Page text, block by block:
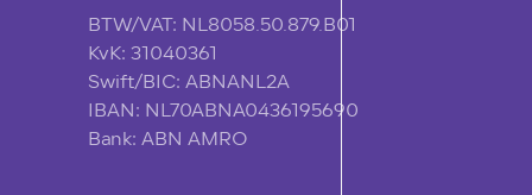
BTW/VAT: NL8058.50.879.B01
KvK: 31040361
Swift/BIC: ABNANL2A
IBAN: NL70ABNA0436195690
Bank: ABN AMRO